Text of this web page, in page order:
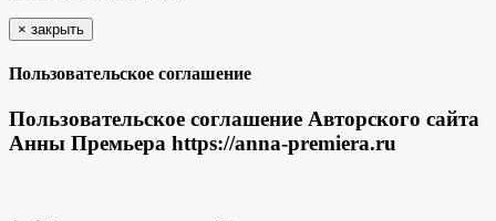
× закрыть
Пользовательское соглашение
Пользовательское соглашение Авторского сайта
Анны Премьера https://anna-premiera.ru